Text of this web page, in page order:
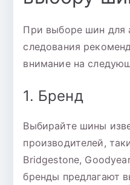
При выборе шин для
следования
внимание на
1. Бренд
Выбирайте шины
производителей,
Bridgestone,
бренды предлагают